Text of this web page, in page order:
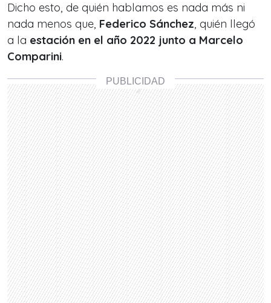
Dicho esto, de quién hablamos es nada más ni
nada menos que, Federico Sánchez, quién llegó
a la estación en el año 2022 junto a Marcelo
Comparini.